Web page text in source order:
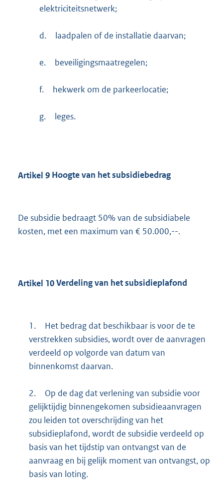
elektriciteitsnetwerk;
d. laadpalen of de installatie daarvan;
e. beveiligingsmaatregelen;
f. hekwerk om de parkeerlocatie;
g. leges.
Artikel 9 Hoogte van het subsidiebedrag
De subsidie bedraagt 50% van de subsidiabele
kosten, met een maximum van € 50.000,--.
Artikel 10Verdeling van het subsidieplafond
1.
Het bedrag dat beschikbaar is voor de te
verstrekken subsidies, wordt over de aanvragen
verdeeld op volgorde van datum van
binnenkomst daarvan.
2.
Op de dag dat verlening van subsidie voor
gelijktijdig binnengekomen subsidieaanvragen
zou leiden tot overschrijding van het
subsidieplafond, wordt de subsidie verdeeld op
basis van het tijdstip van ontvangst van de
aanvraag en bij gelijk moment van ontvangst, op
basis van loting.